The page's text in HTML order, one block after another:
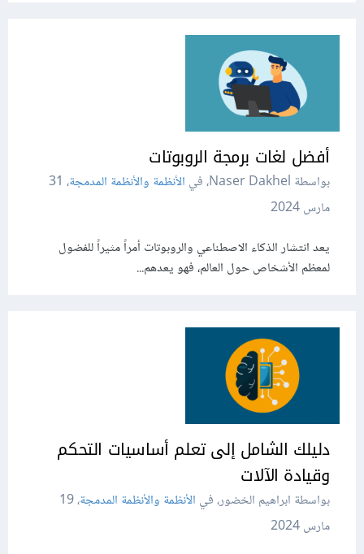
أفضل لغات برمجة الروبوتات
بواسطة Naser Dakhel، في الأنظمة والأنظمة المدمجة، 31
مارس 2024
يعد انتشار الذكاء الاصطناعي والروبوتات أمراً مثيراً للفضول
لمعظم الأشخاص حول العالم، فهو يعدهم...
دليلك الشامل إلى تعلم أساسيات التحكم
وقيادة اﻵلات
بواسطة ابراهيم الخضور، في الأنظمة والأنظمة المدمجة،19
مارس 2024